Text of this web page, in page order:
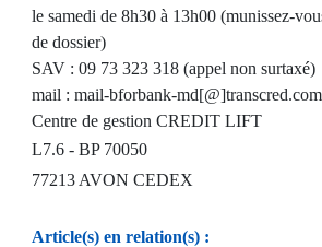
le samedi de 8h30 à 13h00 (munissez-
de dossier)
SAV : 09 73 323 318 (appel non surtaxé)
mail : mail-bforbank-md[@]transcred.com
Centre de gestion CREDIT LIFT
L7.6 - BP 70050
77213 AVON CEDEX
Article(s) en relation(s) :